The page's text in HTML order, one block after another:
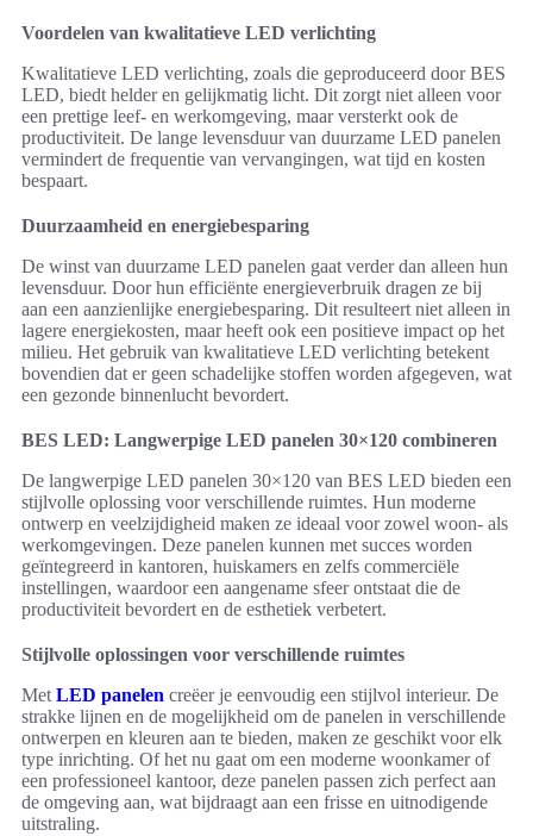
Voordelen van kwalitatieve LED verlichting
Kwalitatieve LED verlichting, zoals die geproduceerd door BES
LED, biedt helder en gelijkmatig licht. Dit zorgt niet alleen voor
een prettige leef- en werkomgeving, maar versterkt ook de
productiviteit. De lange levensduur van duurzame LED panelen
vermindert de frequentie van vervangingen, wat tijd en kosten
bespaart.
Duurzaamheid en energiebesparing
De winst van duurzame LED panelen gaat verder dan alleen hun
levensduur. Door hun efficiënte energieverbruik dragen ze bij
aan een aanzienlijke energiebesparing. Dit resulteert niet alleen in
lagere energiekosten, maar heeft ook een positieve impact op het
milieu. Het gebruik van kwalitatieve LED verlichting betekent
bovendien dat er geen schadelijke stoffen worden afgegeven, wat
een gezonde binnenlucht bevordert.
BES LED: Langwerpige LED panelen 30×120 combineren
De langwerpige LED panelen 30×120 van BES LED bieden een
stijlvolle oplossing voor verschillende ruimtes. Hun moderne
ontwerp en veelzijdigheid maken ze ideaal voor zowel woon- als
werkomgevingen. Deze panelen kunnen met succes worden
geïntegreerd in kantoren, huiskamers en zelfs commerciële
instellingen, waardoor een aangename sfeer ontstaat die de
productiviteit bevordert en de esthetiek verbetert.
Stijlvolle oplossingen voor verschillende ruimtes
Met LED panelen creëer je eenvoudig een stijlvol interieur. De
strakke lijnen en de mogelijkheid om de panelen in verschillende
ontwerpen en kleuren aan te bieden, maken ze geschikt voor elk
type inrichting. Of het nu gaat om een moderne woonkamer of
een professioneel kantoor, deze panelen passen zich perfect aan
de omgeving aan, wat bijdraagt aan een frisse en uitnodigende
uitstraling.